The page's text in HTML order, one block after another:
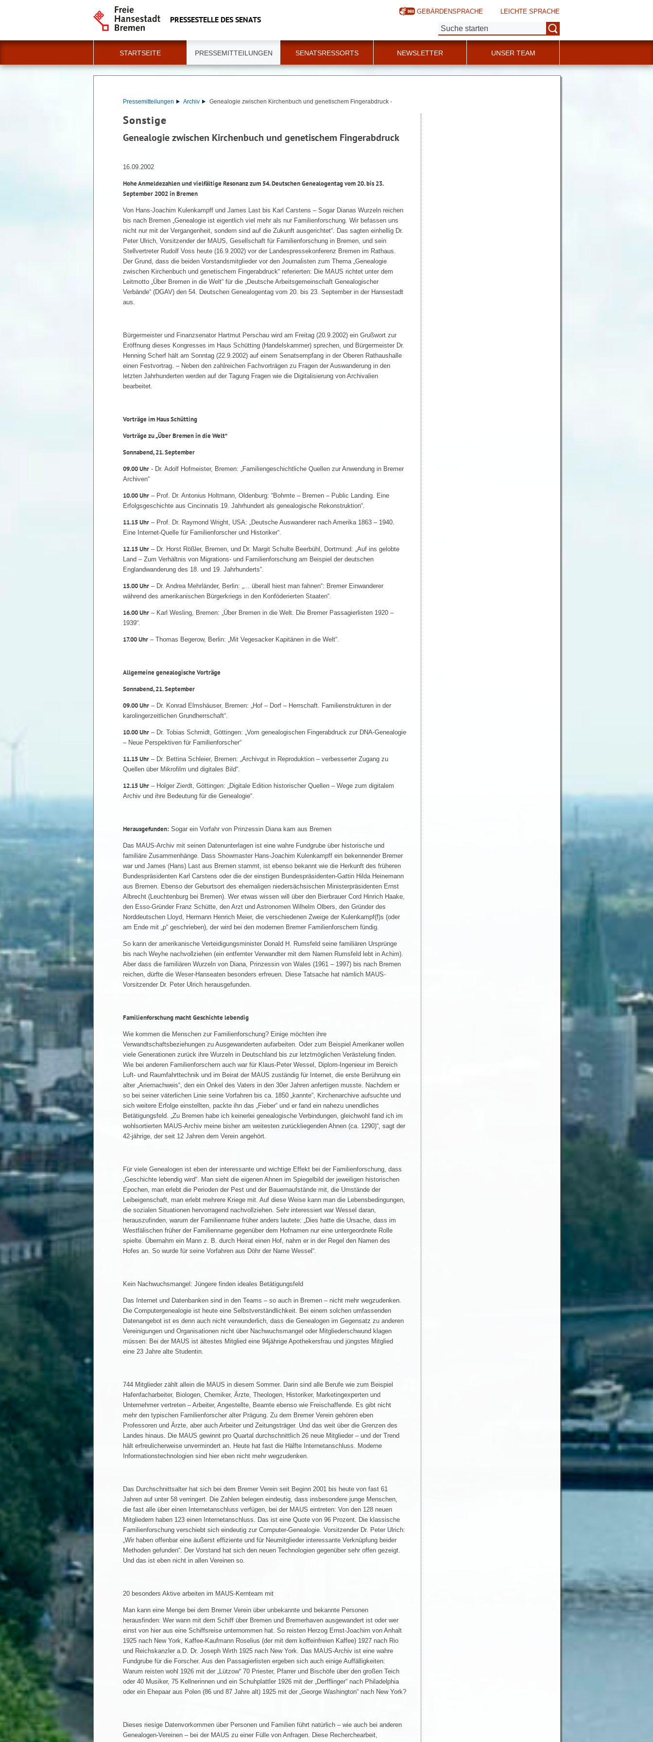
PRESSESTELLE DES SENATS
GEBÄRDENSPRACHE
LEICHTE SPRACHE
Suche:
STARTSEITE PRESSEMITTEILUNGEN SENATSRESSORTS NEWSLETTER UNSER TEAM
Pressemitteilungen Archiv Genealogie zwischen Kirchenbuch und genetischem Fingerabdruck -
Sonstige
Genealogie zwischen Kirchenbuch und genetischem Fingerabdruck
16.09.2002
Hohe Anmeldezahlen und vielfältige Resonanz zum 54. Deutschen Genealogentag vom 20. bis 23.
September 2002 in Bremen
Von Hans-Joachim Kulenkampff und James Last bis Karl Carstens – Sogar Dianas Wurzeln reichen
bis nach Bremen „Genealogie ist eigentlich viel mehr als nur Familienforschung. Wir befassen uns
nicht nur mit der Vergangenheit, sondern sind auf die Zukunft ausgerichtet“. Das sagten einhellig Dr.
Peter Ulrich, Vorsitzender der MAUS, Gesellschaft für Familienforschung in Bremen, und sein
Stellvertreter Rudolf Voss heute (16.9.2002) vor der Landespressekonferenz Bremen im Rathaus.
Der Grund, dass die beiden Vorstandsmitglieder vor den Journalisten zum Thema „Genealogie
zwischen Kirchenbuch und genetischem Fingerabdruck“ referierten: Die MAUS richtet unter dem
Leitmotto „Über Bremen in die Welt“ für die „Deutsche Arbeitsgemeinschaft Genealogischer
Verbände“ (DGAV) den 54. Deutschen Genealogentag vom 20. bis 23. September in der Hansestadt
aus.
Bürgermeister und Finanzsenator Hartmut Perschau wird am Freitag (20.9.2002) ein Grußwort zur
Eröffnung dieses Kongresses im Haus Schütting (Handelskammer) sprechen, und Bürgermeister Dr.
Henning Scherf hält am Sonntag (22.9.2002) auf einem Senatsempfang in der Oberen Rathaushalle
einen Festvortrag. – Neben den zahlreichen Fachvorträgen zu Fragen der Auswanderung in den
letzten Jahrhunderten werden auf der Tagung Fragen wie die Digitalisierung von Archivalien
bearbeitet.
Vorträge im Haus Schütting
Vorträge zu „Über Bremen in die Welt“
Sonnabend, 21. September
09.00 Uhr - Dr. Adolf Hofmeister, Bremen: „Familiengeschichtliche Quellen zur Anwendung in Bremer
Archiven“
10.00 Uhr – Prof. Dr. Antonius Holtmann, Oldenburg: “Bohmte – Bremen – Public Landing. Eine
Erfolgsgeschichte aus Cincinnatis 19. Jahrhundert als genealogische Rekonstruktion“.
11.15 Uhr – Prof. Dr. Raymond Wright, USA: „Deutsche Auswanderer nach Amerika 1863 – 1940.
Eine Internet-Quelle für Familienforscher und Historiker“.
12.15 Uhr – Dr. Horst Rößler, Bremen, und Dr. Margit Schulte Beerbühl, Dortmund: „Auf ins gelobte
Land – Zum Verhältnis von Migrations- und Familienforschung am Beispiel der deutschen
Englandwanderung des 18. und 19. Jahrhunderts“.
15.00 Uhr – Dr. Andrea Mehrländer, Berlin: „... überall hiest man fahnen“: Bremer Einwanderer
während des amerikanischen Bürgerkriegs in den Konföderierten Staaten“.
16.00 Uhr – Karl Wesling, Bremen: „Über Bremen in die Welt. Die Bremer Passagierlisten 1920 –
1939“.
17.00 Uhr – Thomas Begerow, Berlin: „Mit Vegesacker Kapitänen in die Welt“.
Allgemeine genealogische Vorträge
Sonnabend, 21. September
09.00 Uhr – Dr. Konrad Elmshäuser, Bremen: „Hof – Dorf – Herrschaft. Familienstrukturen in der
karolingerzeitlichen Grundherrschaft“.
10.00 Uhr – Dr. Tobias Schmidt, Göttingen: „Vom genealogischen Fingerabdruck zur DNA-Genealogie
– Neue Perspektiven für Familienforscher“
11.15 Uhr – Dr. Bettina Schleier, Bremen: „Archivgut in Reproduktion – verbesserter Zugang zu
Quellen über Mikrofilm und digitales Bild“.
12.15 Uhr – Holger Zierdt, Göttingen: „Digitale Edition historischer Quellen – Wege zum digitalem
Archiv und ihre Bedeutung für die Genealogie“.
Herausgefunden: Sogar ein Vorfahr von Prinzessin Diana kam aus Bremen
Das MAUS-Archiv mit seinen Datenunterlagen ist eine wahre Fundgrube über historische und
familiäre Zusammenhänge. Dass Showmaster Hans-Joachim Kulenkampff ein bekennender Bremer
war und James (Hans) Last aus Bremen stammt, ist ebenso bekannt wie die Herkunft des früheren
Bundespräsidenten Karl Carstens oder die der einstigen Bundespräsidenten-Gattin Hilda Heinemann
aus Bremen. Ebenso der Geburtsort des ehemaligen niedersächsischen Ministerpräsidenten Ernst
Albrecht (Leuchtenburg bei Bremen). Wer etwas wissen will über den Bierbrauer Cord Hinrich Haake,
den Esso-Gründer Franz Schütte, den Arzt und Astronomen Wilhelm Olbers, den Gründer des
Norddeutschen Lloyd, Hermann Henrich Meier, die verschiedenen Zweige der Kulenkampf(f)s (oder
am Ende mit „p“ geschrieben), der wird bei den modernen Bremer Familienforschern fündig.
So kann der amerikanische Verteidigungsminister Donald H. Rumsfeld seine familiären Ursprünge
bis nach Weyhe nachvollziehen (ein entfernter Verwandter mit dem Namen Rumsfeld lebt in Achim).
Aber dass die familiären Wurzeln von Diana, Prinzessin von Wales (1961 – 1997) bis nach Bremen
reichen, dürfte die Weser-Hanseaten besonders erfreuen. Diese Tatsache hat nämlich MAUS-
Vorsitzender Dr. Peter Ulrich herausgefunden.
Familienforschung macht Geschichte lebendig
Wie kommen die Menschen zur Familienforschung? Einige möchten ihre
Verwandtschaftsbeziehungen zu Ausgewanderten aufarbeiten. Oder zum Beispiel Amerikaner wollen
viele Generationen zurück ihre Wurzeln in Deutschland bis zur letztmöglichen Verästelung finden.
Wie bei anderen Familienforschern auch war für Klaus-Peter Wessel, Diplom-Ingenieur im Bereich
Luft- und Raumfahrttechnik und im Beirat der MAUS zuständig für Internet, die erste Berührung ein
alter „Ariernachweis“, den ein Onkel des Vaters in den 30er Jahren anfertigen musste. Nachdem er
so bei seiner väterlichen Linie seine Vorfahren bis ca. 1850 „kannte“, Kirchenarchive aufsuchte und
sich weitere Erfolge einstellten, packte ihn das „Fieber“ und er fand ein nahezu unendliches
Betätigungsfeld. „Zu Bremen habe ich keinerlei genealogische Verbindungen, gleichwohl fand ich im
wohlsortierten MAUS-Archiv meine bisher am weitesten zurückliegenden Ahnen (ca. 1290)“, sagt der
42-jährige, der seit 12 Jahren dem Verein angehört.
Für viele Genealogen ist eben der interessante und wichtige Effekt bei der Familienforschung, dass
„Geschichte lebendig wird“. Man sieht die eigenen Ahnen im Spiegelbild der jeweiligen historischen
Epochen, man erlebt die Perioden der Pest und der Bauernaufstände mit, die Umstände der
Leibeigenschaft, man erlebt mehrere Kriege mit. Auf diese Weise kann man die Lebensbedingungen,
die sozialen Situationen hervorragend nachvollziehen. Sehr interessiert war Wessel daran,
herauszufinden, warum der Familienname früher anders lautete: „Dies hatte die Ursache, dass im
Westfälischen früher der Familienname gegenüber dem Hofnamen nur eine untergeordnete Rolle
spielte. Übernahm ein Mann z. B. durch Heirat einen Hof, nahm er in der Regel den Namen des
Hofes an. So wurde für seine Vorfahren aus Döhr der Name Wessel“.
Kein Nachwuchsmangel: Jüngere finden ideales Betätigungsfeld
Das Internet und Datenbanken sind in den Teams – so auch in Bremen – nicht mehr wegzudenken.
Die Computergenealogie ist heute eine Selbstverständlichkeit. Bei einem solchen umfassenden
Datenangebot ist es denn auch nicht verwunderlich, dass die Genealogen im Gegensatz zu anderen
Vereinigungen und Organisationen nicht über Nachwuchsmangel oder Mitgliederschwund klagen
müssen: Bei der MAUS ist ältestes Mitglied eine 94jährige Apothekersfrau und jüngstes Mitglied
eine 23 Jahre alte Studentin.
744 Mitglieder zählt allein die MAUS in diesem Sommer. Darin sind alle Berufe wie zum Beispiel
Hafenfacharbeiter, Biologen, Chemiker, Ärzte, Theologen, Historiker, Marketingexperten und
Unternehmer vertreten – Arbeiter, Angestellte, Beamte ebenso wie Freischaffende. Es gibt nicht
mehr den typischen Familienforscher alter Prägung. Zu dem Bremer Verein gehören eben
Professoren und Ärzte, aber auch Arbeiter und Zeitungsträger. Und das weit über die Grenzen des
Landes hinaus. Die MAUS gewinnt pro Quartal durchschnittlich 26 neue Mitglieder – und der Trend
hält erfreulicherweise unvermindert an. Heute hat fast die Hälfte Internetanschluss. Moderne
Informationstechnologien sind hier eben nicht mehr wegzudenken.
Das Durchschnittsalter hat sich bei dem Bremer Verein seit Beginn 2001 bis heute von fast 61
Jahren auf unter 58 verringert. Die Zahlen belegen eindeutig, dass insbesondere junge Menschen,
die fast alle über einen Internetanschluss verfügen, bei der MAUS eintreten: Von den 128 neuen
Mitgliedern haben 123 einen Internetanschluss. Das ist eine Quote von 96 Prozent. Die klassische
Familienforschung verschiebt sich eindeutig zur Computer-Genealogie. Vorsitzender Dr. Peter Ulrich:
„Wir haben offenbar eine äußerst effiziente und für Neumitglieder interessante Verknüpfung beider
Methoden gefunden“. Der Vorstand hat sich den neuen Technologien gegenüber sehr offen gezeigt.
Und das ist eben nicht in allen Vereinen so.
20 besonders Aktive arbeiten im MAUS-Kernteam mit
Man kann eine Menge bei dem Bremer Verein über unbekannte und bekannte Personen
herausfinden: Wer wann mit dem Schiff über Bremen und Bremerhaven ausgewandert ist oder wer
einst von hier aus eine Schiffsreise unternommen hat. So reisten Herzog Ernst-Joachim von Anhalt
1925 nach New York, Kaffee-Kaufmann Roselius (der mit dem koffeinfreien Kaffee) 1927 nach Rio
und Reichskanzler a.D. Dr. Joseph Wirth 1925 nach New York. Das MAUS-Archiv ist eine wahre
Fundgrube für die Forscher. Aus den Passagierlisten ergeben sich auch einige Auffälligkeiten:
Warum reisten wohl 1926 mit der „Lützow“ 70 Priester, Pfarrer und Bischöfe über den großen Teich
oder 40 Musiker, 75 Kellnerinnen und ein Schuhplattler 1926 mit der „Derfflinger“ nach Philadelphia
oder ein Ehepaar aus Polen (86 und 87 Jahre alt) 1925 mit der „George Washington“ nach New York?
Dieses riesige Datenvorkommen über Personen und Familien führt natürlich – wie auch bei anderen
Genealogen-Vereinen – bei der MAUS zu einer Fülle von Anfragen. Diese Recherchearbeit,